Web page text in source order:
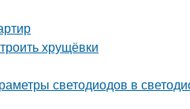
хрущёвки
светодиодов в